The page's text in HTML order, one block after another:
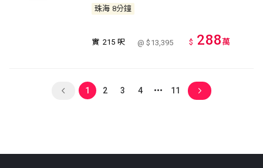
珠海 8分鐘
實 215 呎 @ $13,395 $ 288萬
1 2 3 4 11